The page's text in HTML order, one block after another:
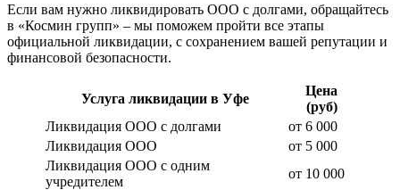
Если вам нужно ликвидировать ООО с долгами, обращайтесь
в «Космин групп» – мы поможем пройти все этапы
официальной ликвидации, с сохранением вашей репутации и
финансовой безопасности.
Услуга ликвидации в Уфе
Цена
(руб)
Ликвидация ООО с долгами
от 6 000
Ликвидация ООО
от 5 000
Ликвидация ООО с одним
учредителем
от 10 000